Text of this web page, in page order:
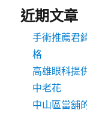
近期文章
手術推薦君
格
高雄眼科提
中老花
中山區當舖